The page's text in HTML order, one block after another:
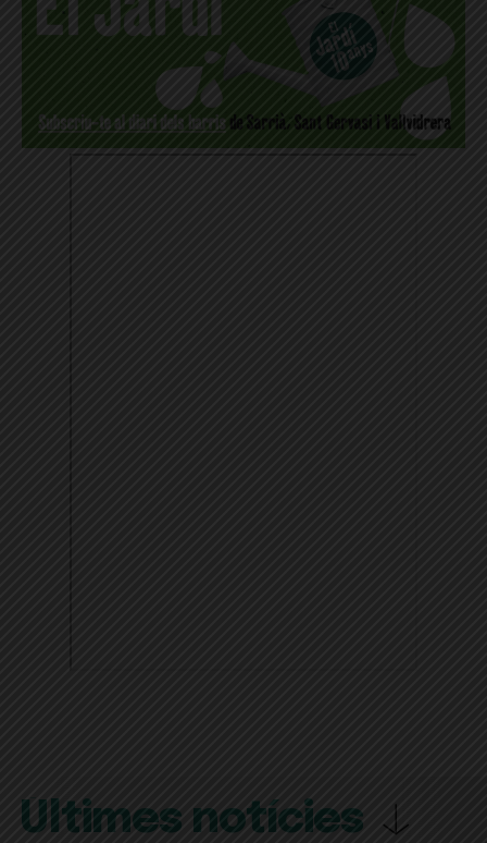
Últimes notícies